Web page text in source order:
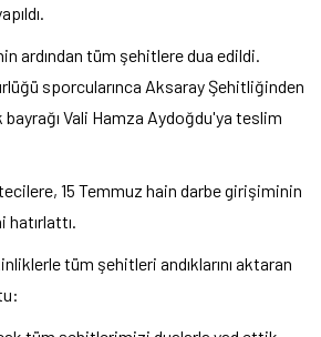
ardından tüm şehitlere dua edildi.
sporcularınca Aksaray Şehitliğinden
Vali Hamza Aydoğdu'ya teslim
15 Temmuz hain darbe girişiminin
tüm şehitleri andıklarını aktaran